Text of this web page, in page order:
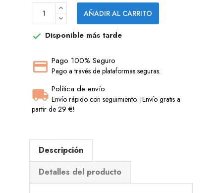
AÑADIR AL CARRITO
 Disponible más tarde
Pago 100% Seguro
Pago a través de plataformas seguras.
Política de envío
Envío rápido con seguimiento. ¡Envío gratis a
partir de 29 €!
Descripción
Detalles del producto